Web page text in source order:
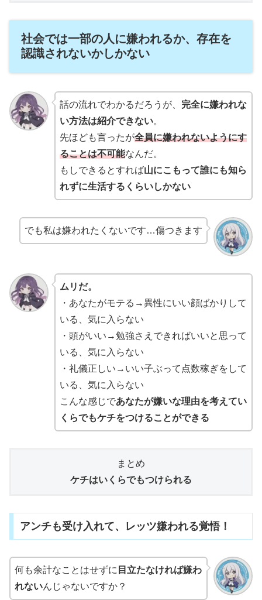
社会では一部の人に嫌われるか、存在を
認識されないかしかない
話の流れでわかるだろうが、 完全に嫌われな
い方法は紹介できない。
先ほども言ったが全員に嫌われないようにす
ることは不可能なんだ。
もしできるとすれば山にこもって誰にも知ら
れずに生活するくらいしかない
でも私は嫌われたくないです…傷つきます
ムリだ。
・あなたがモテる→異性にいい顔ばかりして
いる、気に入らない
・頭がいい→勉強さえできればいいと思って
いる、気に入らない
・礼儀正しい→いい子ぶって点数稼ぎをして
いる、気に入らない
こんな感じであなたが嫌いな理由を考えてい
くらでもケチをつけることができる
まとめ
ケチはいくらでもつけられる
アンチも受け入れて、レッツ嫌われる覚悟！
何も余計なことはせずに 目立たなければ嫌わ
れないんじゃないですか？